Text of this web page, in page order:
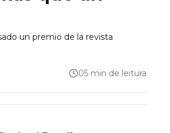
un premio de la revista
05 min de leitura